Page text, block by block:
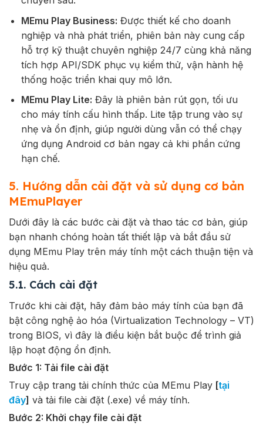
MEmu Play Business: Được thiết kế cho doanh
nghiệp và nhà phát triển, phiên bản này cung cấp
hỗ trợ kỹ thuật chuyên nghiệp 24/7 cùng khả năng
tích hợp API/SDK phục vụ kiểm thử, vận hành hệ
thống hoặc triển khai quy mô lớn.
MEmu Play Lite: Đây là phiên bản rút gọn, tối ưu
cho máy tính cấu hình thấp. Lite tập trung vào sự
nhẹ và ổn định, giúp người dùng vẫn có thể chạy
ứng dụng Android cơ bản ngay cả khi phần cứng
hạn chế.
5. Hướng dẫn cài đặt và sử dụng cơ bản
MEmuPlayer
Dưới đây là các bước cài đặt và thao tác cơ bản, giúp
bạn nhanh chóng hoàn tất thiết lập và bắt đầu sử
dụng MEmu Play trên máy tính một cách thuận tiện và
hiệu quả.
5.1. Cách cài đặt
Trước khi cài đặt, hãy đảm bảo máy tính của bạn đã
bật công nghệ ảo hóa (Virtualization Technology – VT)
trong BIOS, vì đây là điều kiện bắt buộc để trình giả
lập hoạt động ổn định.
Bước 1: Tải file cài đặt
Truy cập trang tải chính thức của MEmu Play [tại
đây] và tải file cài đặt (.exe) về máy tính.
Bước 2: Khởi chạy file cài đặt